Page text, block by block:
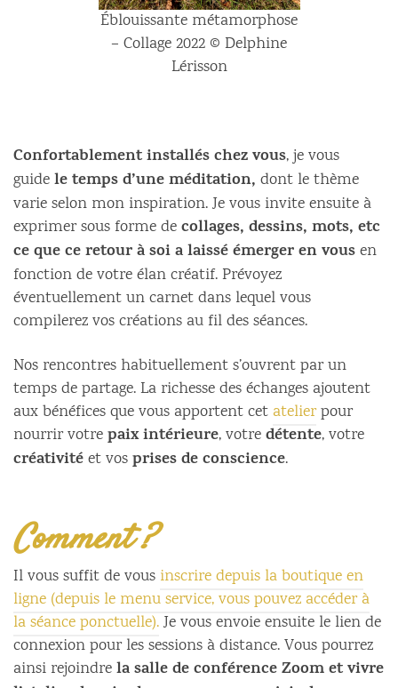
Éblouissante métamorphose
– Collage 2022 © Delphine
Lérisson
Confortablement installés chez vous, je vous
guidele temps d’une méditation, dont le thème
varie selon mon inspiration. Je vous invite ensuite à
exprimer sous forme decollages, dessins, mots, etc
ce que ce retour à soi a laissé émerger en vousen
fonction de votre élan créatif. Prévoyez
éventuellement un carnet dans lequel vous
compilerez vos créations au fil des séances.
Nos rencontres habituellement s’ouvrent par un
temps de partage. La richesse des échanges ajoutent
aux bénéfices que vous apportent cetatelierpour
nourrir votrepaix intérieure, votredétente, votre
créativitéet vosprises de conscience.
Comment ?
Il vous suffit de vous inscrire depuis la boutique en
ligne (depuis le menu service, vous pouvez accéder à
la séance ponctuelle).Je vous envoie ensuite le lien de
connexion pour les sessions à distance. Vous pourrez
ainsi rejoindrela salle de conférence Zoom et vivre